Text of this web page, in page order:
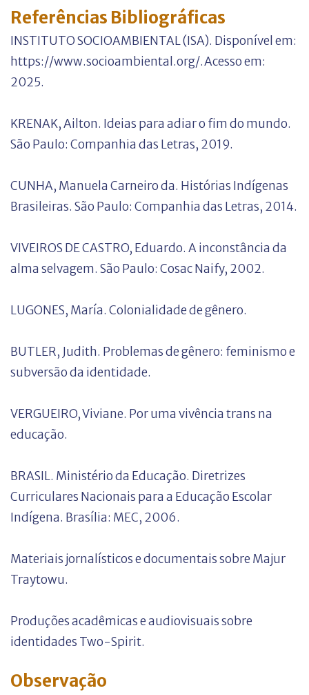
Referências Bibliográficas
INSTITUTO SOCIOAMBIENTAL (ISA). Disponível em:
https://www.socioambiental.org/.Acesso em:
2025.
KRENAK, Ailton. Ideias para adiar o fim do mundo.
São Paulo: Companhia das Letras, 2019.
CUNHA, Manuela Carneiro da. Histórias Indígenas
Brasileiras. São Paulo: Companhia das Letras, 2014.
VIVEIROS DE CASTRO, Eduardo. A inconstância da
alma selvagem. São Paulo: Cosac Naify, 2002.
LUGONES, María. Colonialidade de gênero.
BUTLER, Judith. Problemas de gênero: feminismo e
subversão da identidade.
VERGUEIRO, Viviane. Por uma vivência trans na
educação.
BRASIL. Ministério da Educação. Diretrizes
Curriculares Nacionais para a Educação Escolar
Indígena. Brasília: MEC, 2006.
Materiais jornalísticos e documentais sobre Majur
Traytowu.
Produções acadêmicas e audiovisuais sobre
identidades Two-Spirit.
Observação